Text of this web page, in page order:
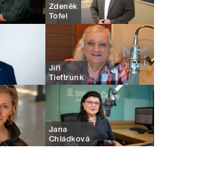
Zdeněk
Tofel
Jiří
Tieftrunk
Jana
Chládková